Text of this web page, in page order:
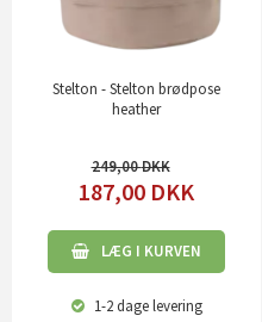
Stelton - Stelton brødpose
heather
249,00
187,00 DKK
LÆG I KURVEN
1-2 dagelevering